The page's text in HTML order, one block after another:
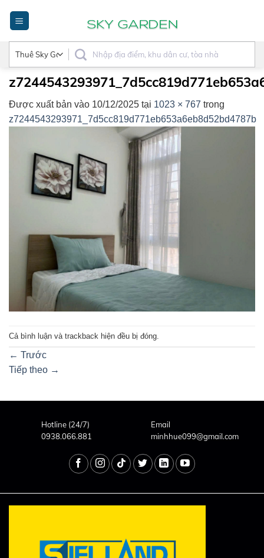
dung
Được xuất bản vào 10/12/2025 tại 1023 × 767 trong
z7244543293971_7d5cc819d771eb653a6eb8d52bd4787b
Cả bình luận và trackback hiện đều bị đóng.
← Trước
Tiếp theo →
Hotline (24/7)
0938.066.881
Email
minhhue099@gmail.com